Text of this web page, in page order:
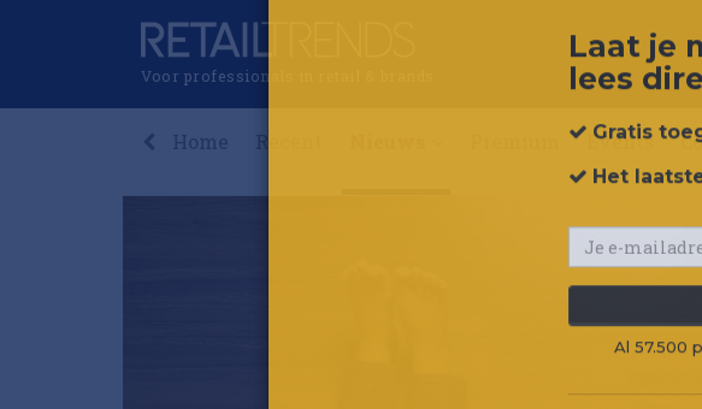
Voor professionals in retail & brands
Home Recent Events
Laat je
lees
Het